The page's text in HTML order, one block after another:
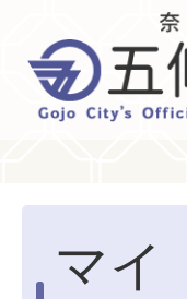
マイ